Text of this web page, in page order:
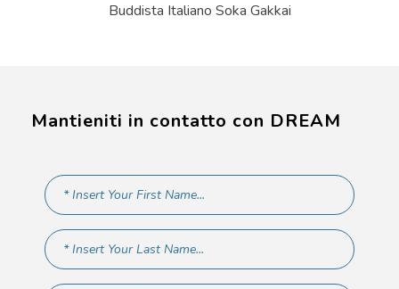
Buddista Italiano Soka Gakkai
Mantieniti in contatto con DREAM